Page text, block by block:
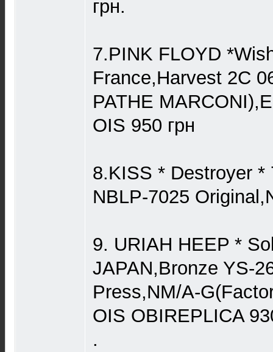
грн.
7.PINK FLOYD
France,Harvest 2C
PATHE
OIS 950 грн
8.KISS * Destroyer *
NBLP-7025
9. URIAH HEEP *
JAPAN,Bronze YS-
Press,NM/A-
OIS OBIREPLICA
.